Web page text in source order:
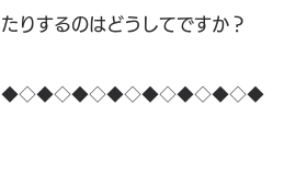
たりするのはどうしてですか？
◆◇◆◇◆◇◆◇◆◇◆◇◆◇◆